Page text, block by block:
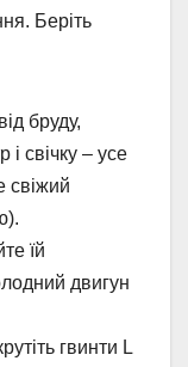
Беріть
бруду,
і свічку – усе
свіжий
їй
двигун
гвинти L